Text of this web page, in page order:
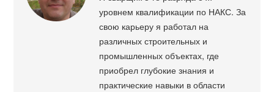
уровнем квалификации по НАКС. За
свою карьеру я работал на
различных строительных и
промышленных объектах, где
приобрел глубокие знания и
практические навыки в области